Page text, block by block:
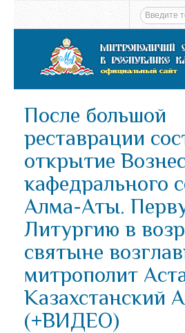
После большой
реставрации
открытие
кафедрального
Алма-Аты.
Литургию в
святыне
митрополит
Казахстанский
(+ВИДЕО)